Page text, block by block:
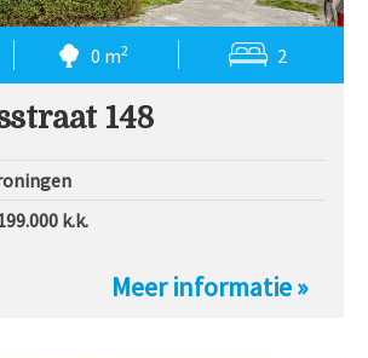
0 m2 2
148
k.k.
Meer informatie »